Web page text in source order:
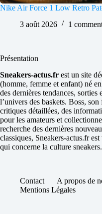
Nike Air Force 1 Low Retro
3 août 2026
1
Présentation
Sneakers-actus.fr est un site
(homme, femme et enfant) né
des dernières tendances, sorties
l’univers des baskets. Boss,
critiques détaillées, des
pour les amateurs et
recherche des dernières
classiques, Sneakers-actus.fr
qui concerne la culture sneakers.
Contact A propos de
Mentions Légales